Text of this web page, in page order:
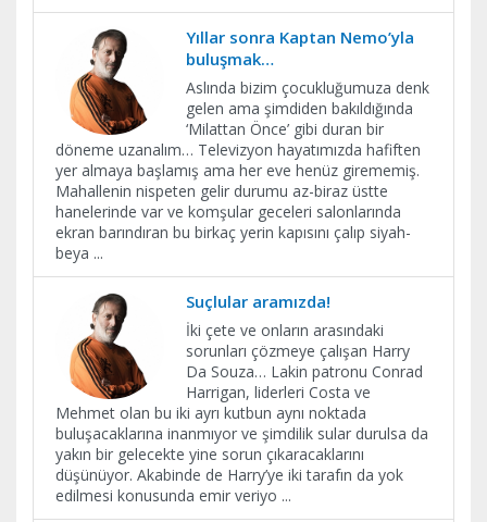
Yıllar sonra Kaptan Nemo’yla
buluşmak…
Aslında bizim çocukluğumuza denk
gelen ama şimdiden bakıldığında
‘Milattan Önce’ gibi duran bir
döneme uzanalım… Televizyon hayatımızda hafiften
yer almaya başlamış ama her eve henüz girememiş.
Mahallenin nispeten gelir durumu az-biraz üstte
hanelerinde var ve komşular geceleri salonlarında
ekran barındıran bu birkaç yerin kapısını çalıp siyah-
beya ...
Suçlular aramızda!
İki çete ve onların arasındaki
sorunları çözmeye çalışan Harry
Da Souza… Lakin patronu Conrad
Harrigan, liderleri Costa ve
Mehmet olan bu iki ayrı kutbun aynı noktada
buluşacaklarına inanmıyor ve şimdilik sular durulsa da
yakın bir gelecekte yine sorun çıkaracaklarını
düşünüyor. Akabinde de Harry’ye iki tarafın da yok
edilmesi konusunda emir veriyo ...